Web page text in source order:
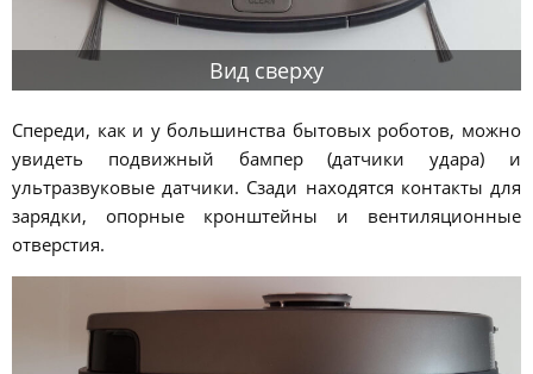
Вид сверху
Спереди, как и у большинства бытовых роботов, можно
увидеть подвижный бампер (датчики удара) и
ультразвуковые датчики. Сзади находятся контакты для
зарядки, опорные кронштейны и вентиляционные
отверстия.